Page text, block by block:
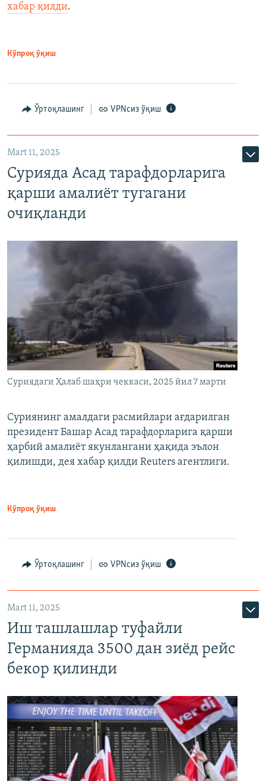
хабар қилди.
Кўпроқ ўқиш
Ўртоқлашинг VPNсиз ўқиш
Mart 11, 2025
Сурияда Асад тарафдорларига
қарши амалиёт тугагани
очиқланди
Суриядаги Ҳалаб шаҳри чеккаси, 2025 йил 7 марти
Суриянинг амалдаги расмийлари ағдарилган
президент Башар Асад тарафдорларига қарши
ҳарбий амалиёт якунлангани ҳақида эълон
қилишди, дея хабар қилди Reuters агентлиги.
Кўпроқ ўқиш
Ўртоқлашинг VPNсиз ўқиш
Mart 11, 2025
Иш ташлашлар туфайли
Германияда 3500 дан зиёд рейс
бекор қилинди